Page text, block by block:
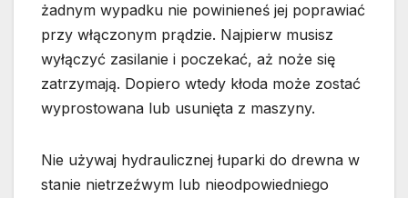
żadnym wypadku nie powinieneś jej poprawiać
przy włączonym prądzie. Najpierw musisz
wyłączyć zasilanie i poczekać, aż noże się
zatrzymają. Dopiero wtedy kłoda może zostać
wyprostowana lub usunięta z maszyny.
Nie używaj hydraulicznej łuparki do drewna w
stanie nietrzeźwym lub nieodpowiedniego